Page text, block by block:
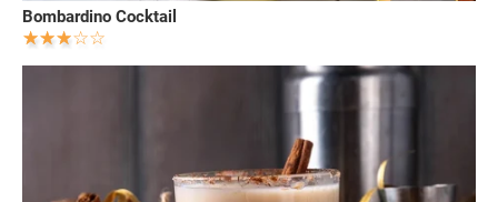
Bombardino Cocktail